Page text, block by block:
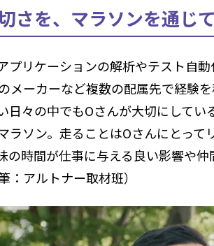
さを、マラソンを通じ
プリケーションの解析やテスト自
メーカーなど複数の配属先で経験
々の中でもOさんが大切にしてい
ラソン。走ることはOさんにとっ
の時間が仕事に与える良い影響や
アルトナー取材班）